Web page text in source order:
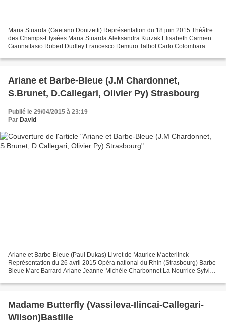
Maria Stuarda (Gaetano Donizetti) Représentation du 18 juin 2015 Théâtre
des Champs-Elysées Maria Stuarda Aleksandra Kurzak Elisabeth Carmen
Giannattasio Robert Dudley Francesco Demuro Talbot Carlo Colombara
Ariane et Barbe-Bleue (J.M Chardonnet,
S.Brunet, D.Callegari, Olivier Py) Strasbourg
Publié le 29/04/2015 à 23:19
Par David
Ariane et Barbe-Bleue (Paul Dukas) Livret de Maurice Maeterlinck
Représentation du 26 avril 2015 Opéra national du Rhin (Strasbourg) Barbe-
Bleue Marc Barrard Ariane Jeanne-Michèle Charbonnet La Nourrice Sylvie
Madame Butterfly (Vassileva-Ilincai-Callegari-
Wilson)Bastille